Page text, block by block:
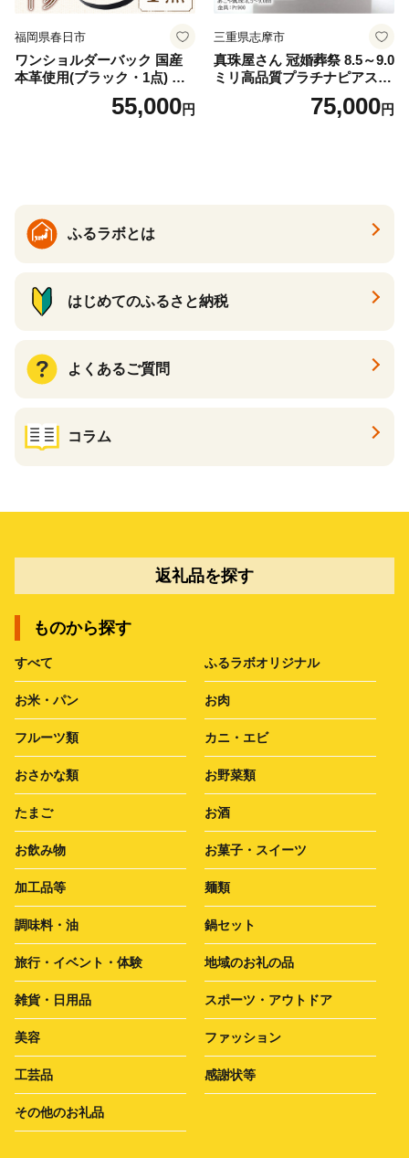
福岡県春日市
ワンショルダーバック 国産
本革使用(ブラック・1点) 鞄
バック バッグ カバン レザー
国産 日本製 牛革 黒 革 革製
55,000円
三重県志摩市
真珠屋さん 冠婚葬祭 8.5～9.0
ミリ高品質プラチナピアス P
t900 志摩産アコヤ真珠 ブラ
ックパール 黒真珠75,000円
ふるラボとは
はじめてのふるさと納税
よくあるご質問
コラム
返礼品を探す
ものから探す
すべて ふるラボオリジナル
お米・パン お肉
フルーツ類 カニ・エビ
おさかな類 お野菜類
たまご お酒
お飲み物 お菓子・スイーツ
加工品等 麺類
調味料・油 鍋セット
旅行・イベント・体験 地域のお礼の品
雑貨・日用品 スポーツ・アウトドア
美容 ファッション
工芸品 感謝状等
その他のお礼品